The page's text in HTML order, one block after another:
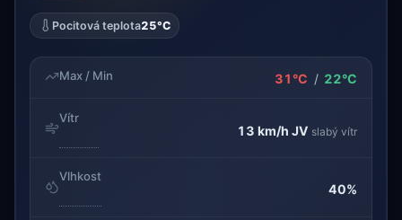
Pocitová teplota25°C
Max / Min 31°C / 22°C
Vítr
13 km/h JV slabý vítr
Vlhkost
40%